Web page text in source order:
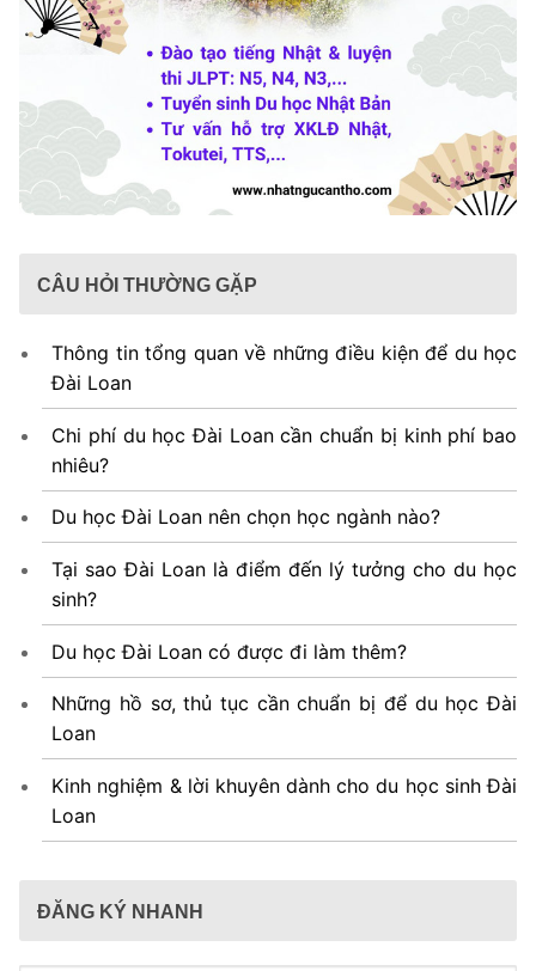
CÂU HỎI THƯỜNG GẶP
Thông tin tổng quan về những điều kiện để du học
Đài Loan
Chi phí du học Đài Loan cần chuẩn bị kinh phí bao
nhiêu?
Du học Đài Loan nên chọn học ngành nào?
Tại sao Đài Loan là điểm đến lý tưởng cho du học
sinh?
Du học Đài Loan có được đi làm thêm?
Những hồ sơ, thủ tục cần chuẩn bị để du học Đài
Loan
Kinh nghiệm & lời khuyên dành cho du học sinh Đài
Loan
ĐĂNG KÝ NHANH